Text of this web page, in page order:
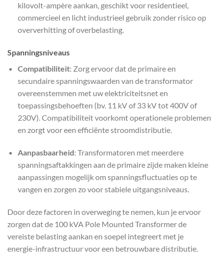
kilovolt-ampère aankan, geschikt voor residentieel,
commercieel en licht industrieel gebruik zonder risico op
oververhitting of overbelasting.
Spanningsniveaus
Compatibiliteit: Zorg ervoor dat de primaire en
secundaire spanningswaarden van de transformator
overeenstemmen met uw elektriciteitsnet en
toepassingsbehoeften (bv. 11 kV of 33 kV tot 400V of
230V). Compatibiliteit voorkomt operationele problemen
en zorgt voor een efficiënte stroomdistributie.
Aanpasbaarheid: Transformatoren met meerdere
spanningsaftakkingen aan de primaire zijde maken kleine
aanpassingen mogelijk om spanningsfluctuaties op te
vangen en zorgen zo voor stabiele uitgangsniveaus.
Door deze factoren in overweging te nemen, kun je ervoor
zorgen dat de 100 kVA Pole Mounted Transformer de
vereiste belasting aankan en soepel integreert met je
energie-infrastructuur voor een betrouwbare distributie.